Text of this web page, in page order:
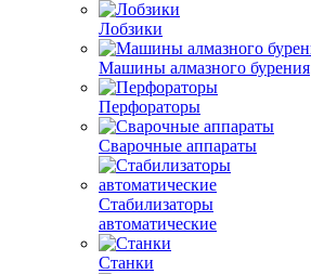
Лобзики
Машины алмазного бурения
Перфораторы
Сварочные аппараты
Стабилизаторы
автоматические
Станки